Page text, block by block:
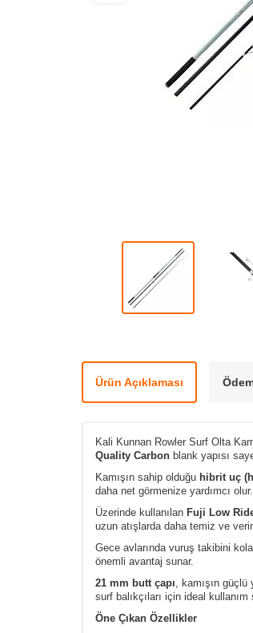
Ürün Açıklaması
Kali Kunnan Rowler Surf Olta
Quality Carbon blank yapısı
Kamışın sahip olduğu hibrit uç
daha net görmenize yardımcı
Üzerinde kullanılan Fuji Low
uzun atışlarda daha temiz ve
Gece avlarında vuruş takibini
önemli avantaj sunar.
21 mm butt çapı, kamışın
surf balıkçıları için ideal kullanım
Öne Çıkan Özellikler